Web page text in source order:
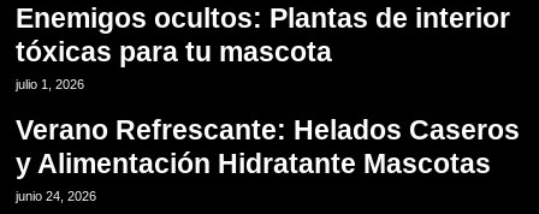
Enemigos ocultos: Plantas de interior
tóxicas para tu mascota
julio 1, 2026
Verano Refrescante: Helados Caseros
y Alimentación Hidratante Mascotas
junio 24, 2026 12